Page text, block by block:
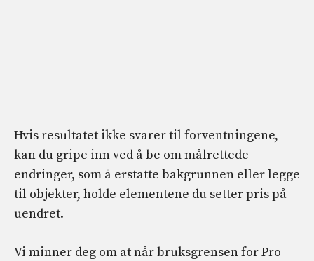
Hvis resultatet ikke svarer til forventningene,
kan du gripe inn ved å be om målrettede
endringer, som å erstatte bakgrunnen eller legge
til objekter, holde elementene du setter pris på
uendret.
Vi minner deg om at når bruksgrensen for Pro-